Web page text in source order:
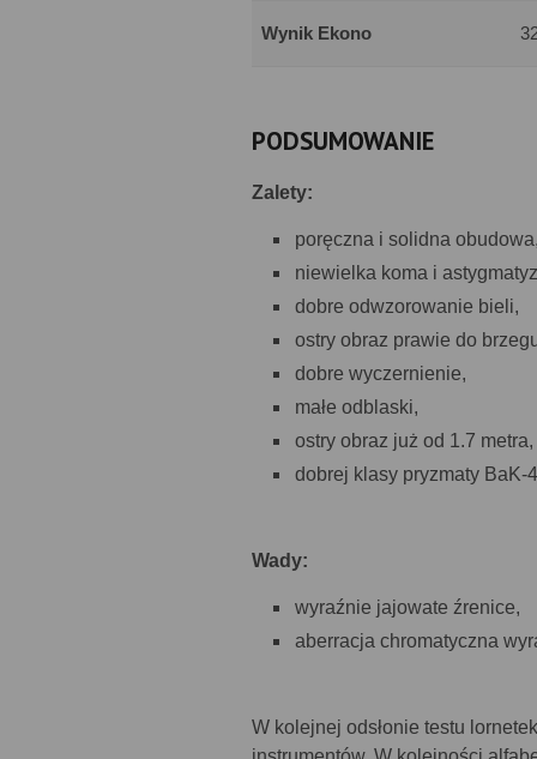
Wynik Ekono
PODSUMOWANIE
Zalety:
poręczna i solidna
niewielka koma i
dobre odwzorowanie bieli,
ostry obraz prawie do
dobre wyczernienie,
małe odblaski,
ostry obraz już od 1.7 metra,
dobrej klasy pryzmaty BaK-
Wady:
wyraźnie jajowate źrenice,
aberracja chromatyczna
W kolejnej odsłonie testu